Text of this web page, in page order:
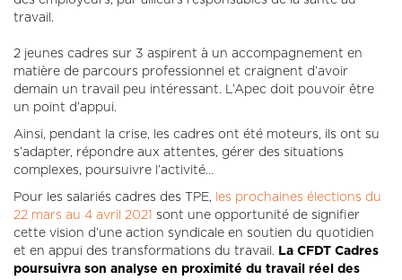
travail.
2 jeunes cadres sur 3 aspirent à un accompagnement en
matière de parcours professionnel et craignent d’avoir
demain un travail peu intéressant. L’Apec doit pouvoir être
un point d’appui.
Ainsi, pendant la crise, les cadres ont été moteurs, ils ont su
s’adapter, répondre aux attentes, gérer des situations
complexes, poursuivre l’activité…
Pour les salariés cadres des TPE, les prochaines élections du
22 mars au 4 avril 2021 sont une opportunité de signifier
cette vision d’une action syndicale en soutien du quotidien
et en appui des transformations du travail. La CFDT Cadres
poursuivra son analyse en proximité du travail réel des